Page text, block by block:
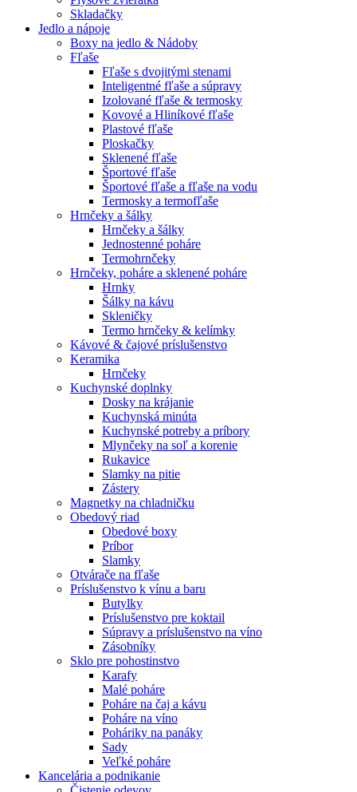
Skladačky
Jedlo a nápoje
Boxy na jedlo & Nádoby
Fľaše
Fľaše s dvojitými stenami
Inteligentné fľaše a súpravy
Izolované fľaše & termosky
Kovové a Hliníkové fľaše
Plastové fľaše
Ploskačky
Sklenené fľaše
Športové fľaše
Športové fľaše a fľaše na vodu
Termosky a termofľaše
Hrnčeky a šálky
Hrnčeky a šálky
Jednostenné poháre
Termohrnčeky
Hrnčeky, poháre a sklenené poháre
Hrnky
Šálky na kávu
Skleničky
Termo hrnčeky & kelímky
Kávové & čajové príslušenstvo
Keramika
Hrnčeky
Kuchynské doplnky
Dosky na krájanie
Kuchynská minúta
Kuchynské potreby a príbory
Mlynčeky na soľ a korenie
Rukavice
Slamky na pitie
Zástery
Magnetky na chladničku
Obedový riad
Obedové boxy
Príbor
Slamky
Otvárače na fľaše
Príslušenstvo k vínu a baru
Butylky
Príslušenstvo pre koktail
Súpravy a príslušenstvo na víno
Zásobníky
Sklo pre pohostinstvo
Karafy
Malé poháre
Poháre na čaj a kávu
Poháre na víno
Poháriky na panáky
Sady
Veľké poháre
Kancelária a podnikanie